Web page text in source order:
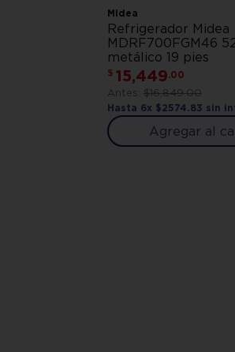
Midea
Refrigerador Midea
MDRF700FGM46
metálico 19 pies
$ 15,449.00
$16,849.00
Hasta 6x $2574. 83 sin
Agregar al